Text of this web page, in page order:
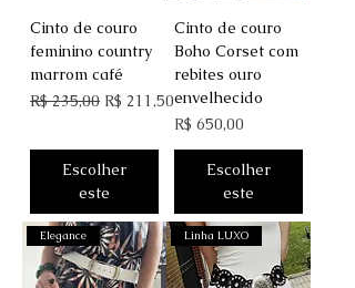
Cinto de couro
feminino country
marrom café
Preço normal
R$ 235,00 Preço promocional
R$ 211,50
Escolher
este
Cinto de couro
Boho Corset com
rebites ouro
envelhecido
Preço
R$ 650,00
Escolher
este
Elegance Linha LUXO